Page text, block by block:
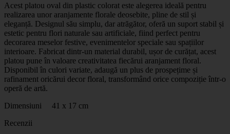
Acest platou oval din plastic colorat este alegerea ideală pentru
realizarea unor aranjamente florale deosebite, pline de stil și
eleganță. Designul său simplu, dar atrăgător, oferă un suport stabil și
estetic pentru flori naturale sau artificiale, fiind perfect pentru
decorarea meselor festive, evenimentelor speciale sau spațiilor
interioare. Fabricat dintr-un material durabil, ușor de curățat, acest
platou pune în valoare creativitatea fiecărui aranjament floral.
Disponibil în culori variate, adaugă un plus de prospețime și
rafinament oricărui decor floral, transformând orice compoziție într-o
operă de artă.
Dimensiuni 41 x 17 cm
Recenzii